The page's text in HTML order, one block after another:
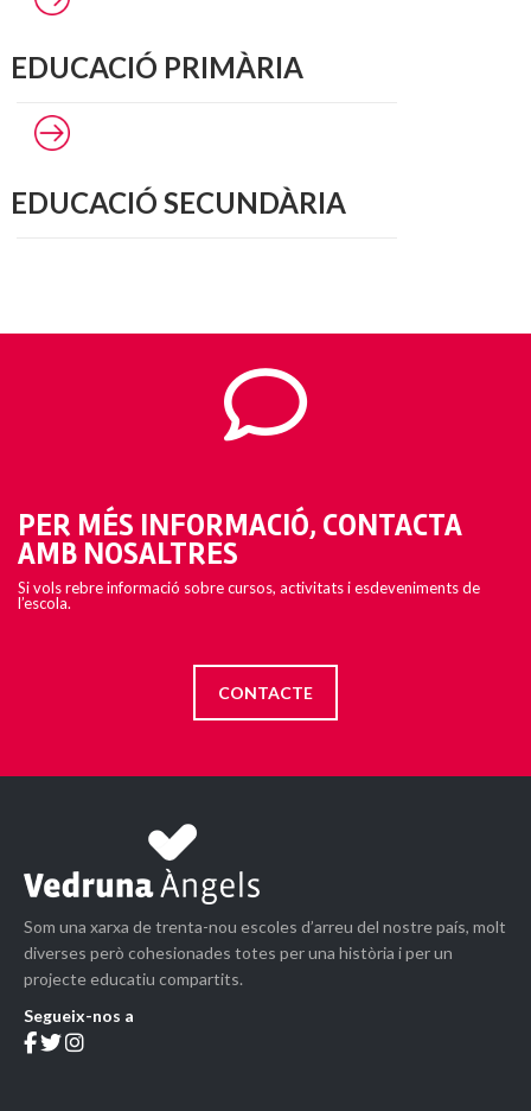
EDUCACIÓ PRIMÀRIA
EDUCACIÓ SECUNDÀRIA
PER MÉS INFORMACIÓ, CONTACTA
AMB NOSALTRES
Si vols rebre informació sobre cursos, activitats i esdeveniments de
l’escola.
CONTACTE
Som una xarxa de trenta-nou escoles d’arreu del nostre país, molt
diverses però cohesionades totes per una història i per un
projecte educatiu compartits.
Segueix-nos a